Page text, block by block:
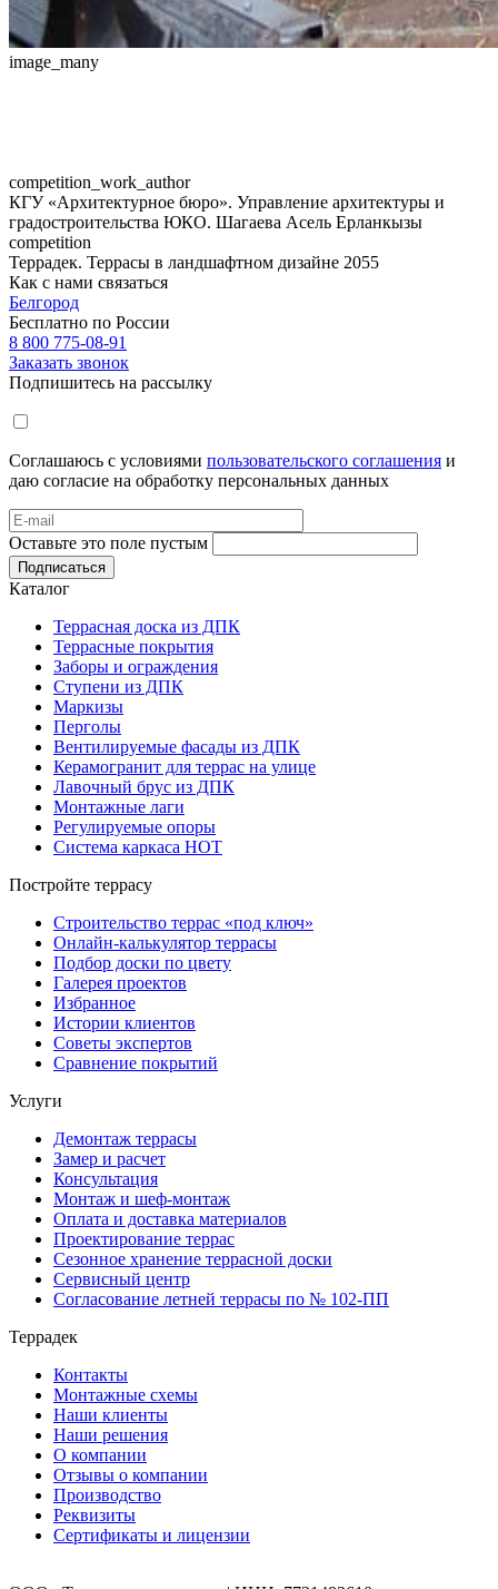
image_many
competition_work_author
КГУ «Архитектурное бюро». Управление архитектуры и
градостроительства ЮКО. Шагаева Асель Ерланкызы
competition
Террадек. Террасы в ландшафтном дизайне 2055
Как с нами связаться
Белгород
Бесплатно по России
8 800 775-08-91
Заказать звонок
Подпишитесь на рассылку
Соглашаюсь с условиями пользовательского соглашения и
даю согласие на обработку персональных данных
Оставьте это поле пустым
Подписаться
Каталог
Террасная доска из ДПК
Террасные покрытия
Заборы и ограждения
Ступени из ДПК
Маркизы
Перголы
Вентилируемые фасады из ДПК
Керамогранит для террас на улице
Лавочный брус из ДПК
Монтажные лаги
Регулируемые опоры
Система каркаса НОТ
Постройте террасу
Строительство террас «под ключ»
Онлайн-калькулятор террасы
Подбор доски по цвету
Галерея проектов
Избранное
Истории клиентов
Советы экспертов
Сравнение покрытий
Услуги
Демонтаж террасы
Замер и расчет
Консультация
Монтаж и шеф-монтаж
Оплата и доставка материалов
Проектирование террас
Сезонное хранение террасной доски
Сервисный центр
Согласование летней террасы по № 102-ПП
Террадек
Контакты
Монтажные схемы
Наши клиенты
Наши решения
О компании
Отзывы о компании
Производство
Реквизиты
Сертификаты и лицензии